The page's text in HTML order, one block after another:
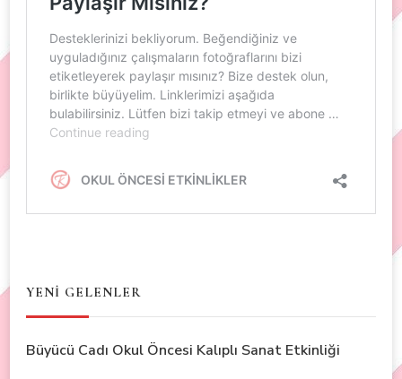
YENİ GELENLER
Büyücü Cadı Okul Öncesi Kalıplı Sanat Etkinliği